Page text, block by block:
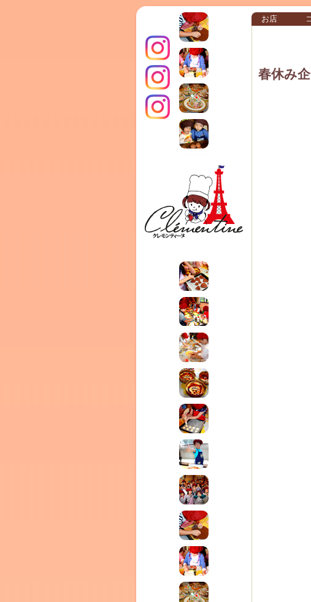
クレモンティーヌ –
新百合ヶ丘の料理教
お店
インス
タグラ
春休み